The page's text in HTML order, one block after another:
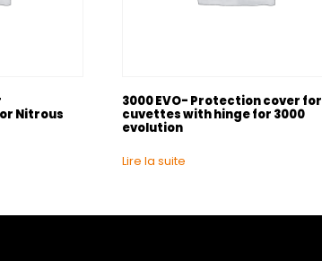
Nitrous
3000 EVO- Protection cover for
cuvettes with hinge for 3000
evolution
Lire la suite